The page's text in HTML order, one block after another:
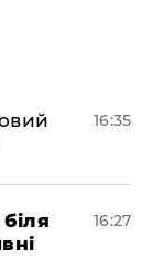
16:35
16:27